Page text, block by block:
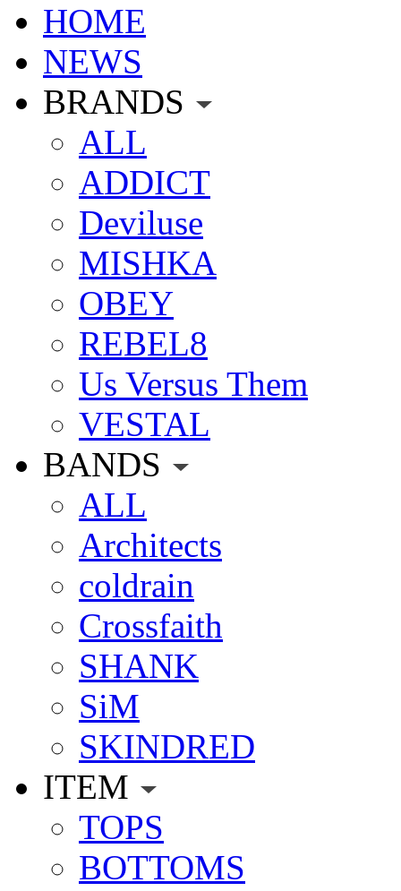
HOME
NEWS
BRANDS
ALL
ADDICT
Deviluse
MISHKA
OBEY
REBEL8
Us Versus Them
VESTAL
BANDS
ALL
Architects
coldrain
Crossfaith
SHANK
SiM
SKINDRED
ITEM
TOPS
BOTTOMS